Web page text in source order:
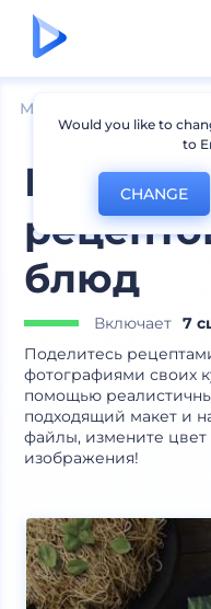
Мокапы
Макеты
блюд
Включает 7
Поделитесь
фотографиями своих
помощью
подходящий макет и
файлы, измените цвет
изображения!
Would you like to
to
CHANGE